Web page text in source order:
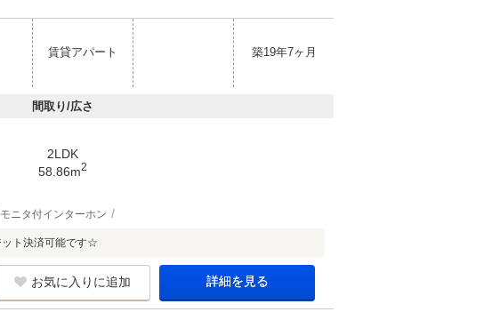
賃貸アパート 築19年7ヶ月
間取り/広さ
2LDK
58.86m2
モニタ付インターホン
ット決済可能です☆
お気に入りに追加 詳細を見る